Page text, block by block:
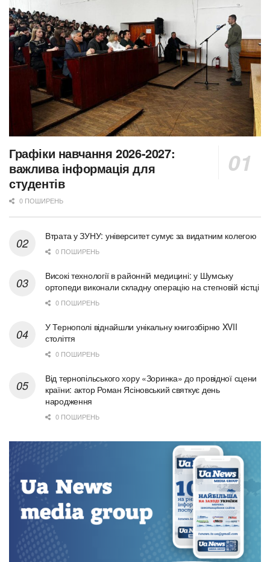
Графіки навчання 2026-2027:
важлива інформація для
студентів
0 ПОШИРЕНЬ
Втрата у ЗУНУ: університет сумує за видатним колегою
0 ПОШИРЕНЬ
Високі технології в районній медицині: у Шумську
ортопеди виконали складну операцію на стегновій кістці
0 ПОШИРЕНЬ
У Тернополі віднайшли унікальну книгозбірню XVII
століття
0 ПОШИРЕНЬ
Від тернопільського хору «Зоринка» до провідної сцени
країни: актор Роман Ясіновський святкує день
народження
0 ПОШИРЕНЬ